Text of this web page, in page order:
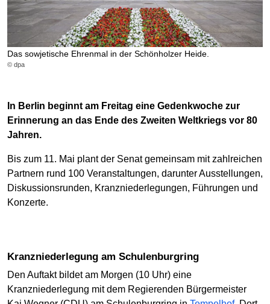
Das sowjetische Ehrenmal in der Schönholzer Heide.
© dpa
In Berlin beginnt am Freitag eine Gedenkwoche zur
Erinnerung an das Ende des Zweiten Weltkriegs vor 80
Jahren.
Bis zum 11. Mai plant der Senat gemeinsam mit zahlreichen
Partnern rund 100 Veranstaltungen, darunter Ausstellungen,
Diskussionsrunden, Kranzniederlegungen, Führungen und
Konzerte.
Kranzniederlegung am Schulenburgring
Den Auftakt bildet am Morgen (10 Uhr) eine
Kranzniederlegung mit dem Regierenden Bürgermeister